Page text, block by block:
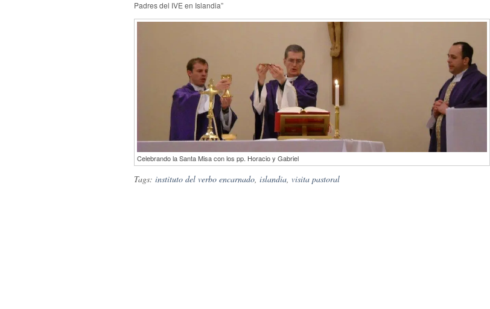
Padres del IVE en Islandia”
Celebrando la Santa Misa con los pp. Horacio y Gabriel
Tags: instituto del verbo encarnado, islandia, visita pastoral